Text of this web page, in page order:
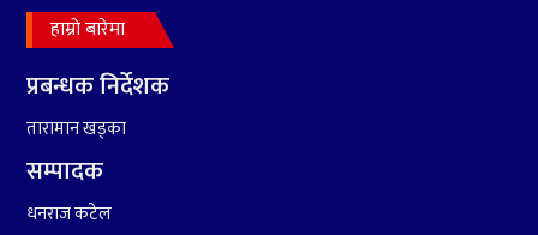
सर्पपालनमा झलनाथ खनाल
प्रतिष्ठानले गर्यो १७ करोड ९८
लाख हिनामिना
हाम्रो बारेमा
प्रबन्धक निर्देशक
तारामान खड्का
सम्पादक
धनराज कटेल